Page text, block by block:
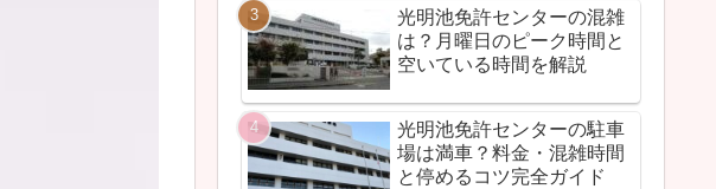
光明池免許センターの混雑
は？月曜日のピーク時間と
空いている時間を解説
光明池免許センターの駐車
場は満車？料金・混雑時間
と停めるコツ完全ガイド